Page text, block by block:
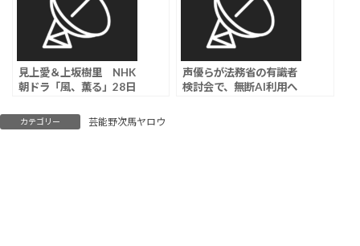
見上愛＆上坂樹里 NHK
朝ドラ「風、薫る」28日
14.4％
声優らが法務省の有識者
検討会で、無断AI利用へ
カテゴリー 芸能野次馬ヤロウ